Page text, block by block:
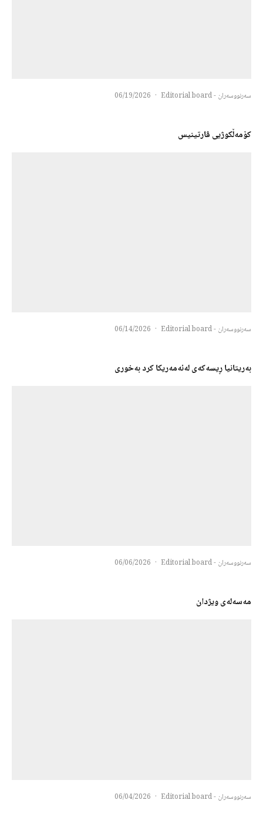
سەرنووسەران - Editorial board ·
06/19/2026
کۆمەڵکوژیی ڤارتینیس
سەرنووسەران - Editorial board ·
06/14/2026
بەریتانیا ڕیسەکەی لەئەمەریکا کرد بەخوری
سەرنووسەران - Editorial board ·
06/06/2026
مەسەلەی ویژدان
سەرنووسەران - Editorial board ·
06/04/2026